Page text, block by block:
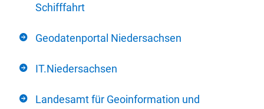
Schifffahrt
Geodatenportal Niedersachsen
IT.Niedersachsen
Landesamt für Geoinformation und